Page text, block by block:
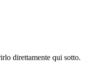
direttamente qui sotto.